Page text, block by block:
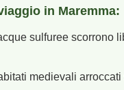
in Maremma:
sulfuree scorrono
medievali